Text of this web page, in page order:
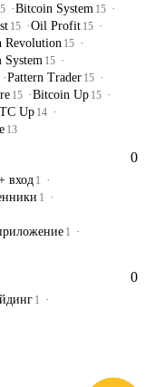
Bitcoin System 15
15 Oil Profit 15
Revolution 15
System 15
Pattern Trader 15
15 Bitcoin Up 15
Up 14
13
0
вход 1
1
1
0
1